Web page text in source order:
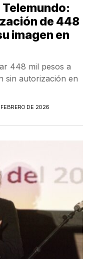
Telemundo:
de 448
imagen en
448 mil pesos a
sin autorización en
DE 2026